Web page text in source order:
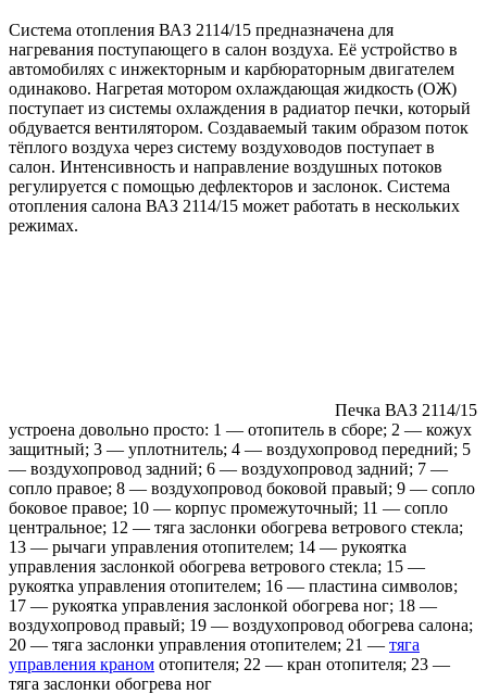
Система отопления ВАЗ 2114/15 предназначена для
нагревания поступающего в салон воздуха. Её устройство в
автомобилях с инжекторным и карбюраторным двигателем
одинаково. Нагретая мотором охлаждающая жидкость (ОЖ)
поступает из системы охлаждения в радиатор печки, который
обдувается вентилятором. Создаваемый таким образом поток
тёплого воздуха через систему воздуховодов поступает в
салон. Интенсивность и направление воздушных потоков
регулируется с помощью дефлекторов и заслонок. Система
отопления салона ВАЗ 2114/15 может работать в нескольких
режимах.
Печка ВАЗ 2114/15
устроена довольно просто: 1 — отопитель в сборе; 2 — кожух
защитный; 3 — уплотнитель; 4 — воздухопровод передний; 5
— воздухопровод задний; 6 — воздухопровод задний; 7 —
сопло правое; 8 — воздухопровод боковой правый; 9 — сопло
боковое правое; 10 — корпус промежуточный; 11 — сопло
центральное; 12 — тяга заслонки обогрева ветрового стекла;
13 — рычаги управления отопителем; 14 — рукоятка
управления заслонкой обогрева ветрового стекла; 15 —
рукоятка управления отопителем; 16 — пластина символов;
17 — рукоятка управления заслонкой обогрева ног; 18 —
воздухопровод правый; 19 — воздухопровод обогрева салона;
20 — тяга заслонки управления отопителем; 21 — тяга
управления краном отопителя; 22 — кран отопителя; 23 —
тяга заслонки обогрева ног